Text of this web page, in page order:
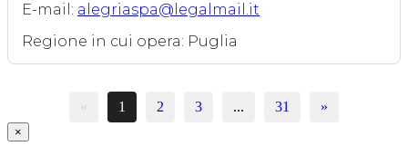
E-mail: alegriaspa@legalmail.it
Regione in cui opera: Puglia
« 1 2 3 ... 31 »
×